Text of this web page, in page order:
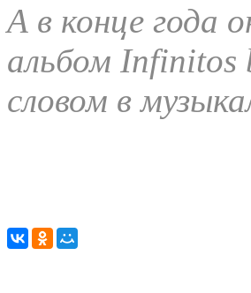
А в конце года
альбом Infinitos
словом в